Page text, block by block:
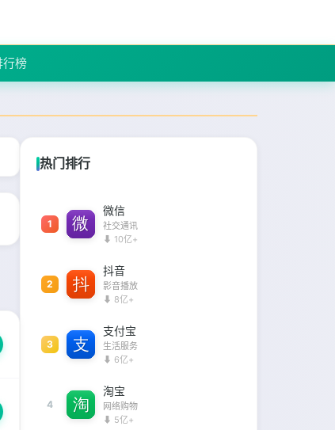
行榜
热门排行
1
微信
社交通讯
⬇ 10亿+
2
抖音
影音播放
⬇ 8亿+
3
支付宝
生活服务
⬇ 6亿+
4
淘宝
网络购物
⬇ 5亿+